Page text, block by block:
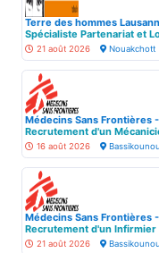
Terre des hommes
Spécialiste Partenariat et
21 août 2026 Nouakchott
Médecins Sans Frontières
Recrutement d'un
16 août 2026 Bassikounou
Médecins Sans Frontières
Recrutement d'un Infirmier
21 août 2026 Bassikounou